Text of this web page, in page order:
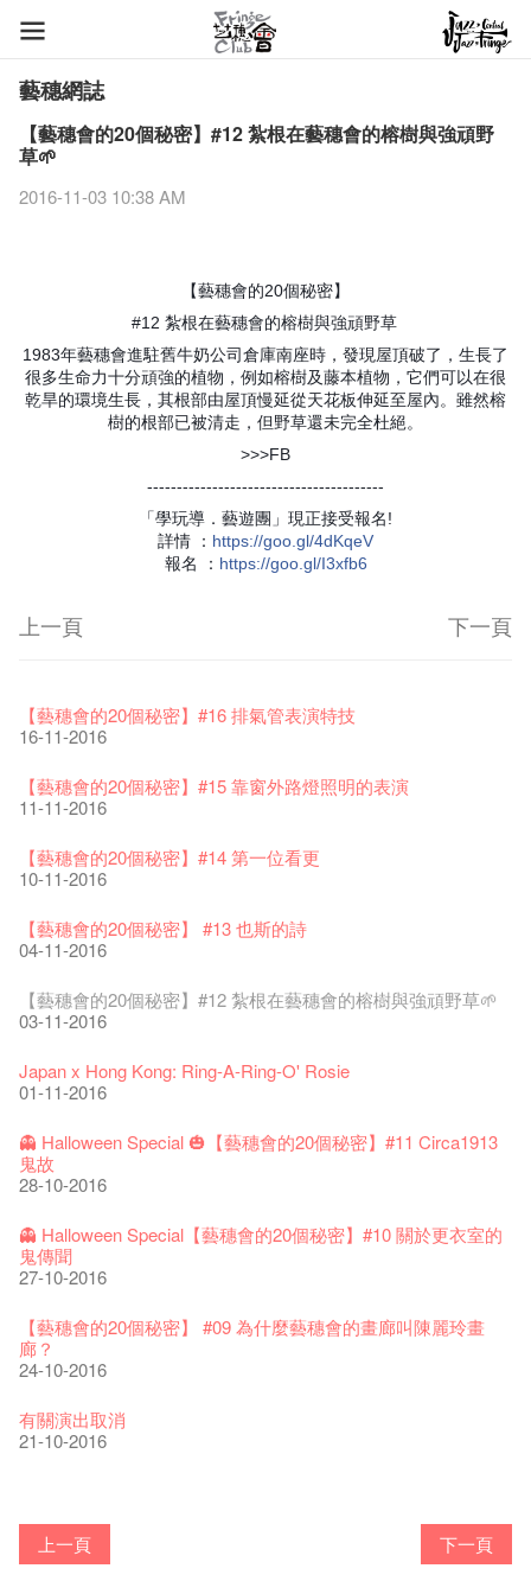
藝穗網誌
【藝穗會的20個秘密】#12 紮根在藝穗會的榕樹與強頑野
草🌱
2016-11-03 10:38 AM
【藝穗會的20個秘密】
#12 紮根在藝穗會的榕樹與強頑野草
1983年藝穗會進駐舊牛奶公司倉庫南座時，發現屋頂破了，生長了
很多生命力十分頑強的植物，例如榕樹及藤本植物，它們可以在很
乾旱的環境生長，其根部由屋頂慢延從天花板伸延至屋內。雖然榕
樹的根部已被清走，但野草還未完全杜絕。
>>>FB
----------------------------------------
「學玩導．藝遊團」現正接受報名!
詳情
： https://goo.gl/4dKqeV
報名
： https://goo.gl/I3xfb6
上一頁 下一頁
11-12-2025
30-12-2024
28-12-2023
04-07-2023
Collaboration
20-09-2022
藝穗好物
09-06-2022
藝穗會40週年展覽 — 回憶及藝術作品徵集
13-01-2022
14-12-2021
古宅裡的下午茶 - 初沖
奶庫推出日式午餐
05-03-2021
07-12-2020
06-08-2020
03-08-2020
22-07-2020
上落單】
30-06-2020
煎茶篇 ——【京都直送宇治茶✈數量有限 🍵 冰庫有售及可網上
落單】
演出期間須佩戴口罩
22-06-2020
4月21日(星期二)重新開放
16-04-2020
03-04-2020
我們的辣椒小故事 Part 2
17-03-2020
28-01-2020
24-01-2020
24-12-2019
30-11-2019
17-09-2019
13-08-2019
31-07-2019
那位女士走了
02-07-2019
走向自由
17-06-2019
23-05-2019
15-04-2019
11-04-2019
09-04-2019
01-04-2019
25-03-2019
11-03-2019
還未太遲
新年快樂 | 農曆新年開放時間
04-02-2019
青菜沙律 - 也斯
23-01-2019
Colette現已重開
19-12-2018
陶‧茗 台灣陶藝名家展 ︰ 李賢治‧翁士傑‧賴孝哲 展覽
18-12-2018
WANTED!
04-09-2018
JAZZ AGE Party @ The Fringe
24-08-2018
爵士時代大派對@藝穗會
21-08-2018
07-08-2018
Wanted! Full time or Part time Bartender
03-05-2018
24-04-2018
WANTED - 項目統籌
Pop-up Symphonic Artbar
02-04-2018
格外地創 : 藝穗會的故事
22-03-2018
格外地創 : 藝穗會的故事
20-03-2018
格外地創 : 藝穗會的故事
19-03-2018
Aftershow photo shoot with Sony Chan!
02-03-2018
the Fringe Club Gallery is now available in the Art Basel period
of March 29 – 31, 2018.
27-02-2018
煥然一新的藝穗會，大家快來參觀啦！
21-02-2018
【招募!】藝穗會導賞員
12-01-2018
《她和他的時間之流》- 現場篇
26-11-2017
24-11-2017
Wanted! Full time or Part time Bartender
曬藝術@藝穗會
01-11-2017
🎃萬聖節 · 藝穗會 · 有啲野
26-10-2017
WE ARE RECRUITING!
19-10-2017
Fringe Venue for Hire
29-09-2017
招聘
22-09-2017
21-09-2017
01-09-2017
「創作時如實觀照自己，嚴謹對待，不拘泥於形式或盲從權
22-08-2017
【當昌哥架生房碰上藝穗會】
藝穗會—借來的時間 - Metropop
14-08-2017
情詩一首
24-07-2017
Notice: *MICFR tonight at 7pm*
23-07-2017
Photo credit: John Fung
14-07-2017
Susie Youssef是一個諧星、演員、劇作家以及即興演出者。她
通過那些極具創造力和特色的喜劇演出營造出了一個溫暖又迷
02-06-2017
10-04-2017
一分鐘的見聞，足以影響孩子們一生的看法。
Sold Out In 7 Minutes! C.J.Hendry @ the Fringe
21-03-2017
聘請: 藝穗會藝術行政實習生
07-03-2017
another hour, but this hour." Walt Whitma
21-02-2017
藝穗會仝人敬賀各位：丁酉年新春大吉！🍊
24-01-2017
注意: 設於藝穗會之快達票售票處將於2017年1月14日(六)後結
束營運
【藝穗會的聖誕禮"密"】#2 前世的秘密
全新會藉組合 - 更精彩的藝術文化生活！
【藝穗會的聖誕禮"密"】#1 甚麼是最佳的聖誕禮物?
【藝穗會的20個秘密】#20
🕵【有獎問答遊戲】又黎喇！
29-11-2016
【藝穗會的20個秘密】#19 主廚Joe的故事
25-11-2016
22-11-2016
藝穗會的20個秘密】#17 有幾多級樓梯？
【藝穗會的20個秘密】#16 排氣管表演特技
16-11-2016
【藝穗會的20個秘密】#15 靠窗外路燈照明的表演
11-11-2016
【藝穗會的20個秘密】#14 第一位看更
10-11-2016
【藝穗會的20個秘密】 #13 也斯的詩
04-11-2016
【藝穗會的20個秘密】#12 紮根在藝穗會的榕樹與強頑野草🌱
03-11-2016
Japan x Hong Kong: Ring-A-Ring-O' Rosie
01-11-2016
👻 Halloween Special 🎃【藝穗會的20個秘密】#11 Circa1913
鬼故
28-10-2016
👻 Halloween Special【藝穗會的20個秘密】#10 關於更衣室的
鬼傳聞
27-10-2016
【藝穗會的20個秘密】 #09 為什麼藝穗會的畫廊叫陳麗玲畫
廊？
24-10-2016
有關演出取消
21-10-2016
Colette’s?
19-10-2016
26-09-2016
08-07-2016
22-02-2016
27-11-2015
18-05-2015
11-03-2015
藝穗會—星期日的好去處!
03-02-2015
新年新景象:D
06-01-2015
與冰冰、Benny一起品嚐咖啡！
10-12-2014
冰​窖之Pasta再次登場！
24-11-2014
藝術家沙龍 — 洪志侖 (韓國)
29-10-2014
攝影廊變身Colette's Bar 12:00-00:00
17-02-2014
上一頁 下一頁